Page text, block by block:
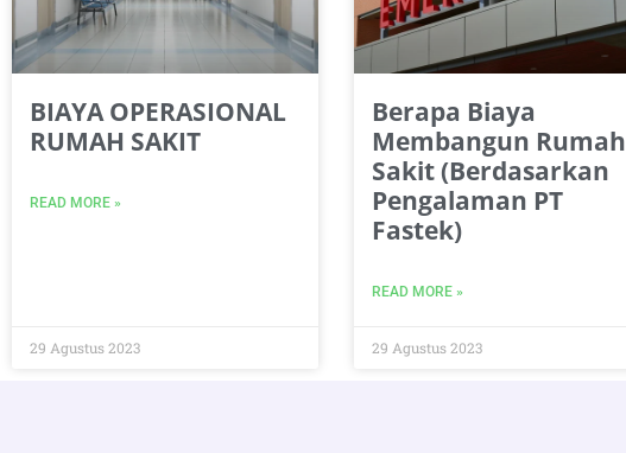
BIAYA OPERASIONAL
RUMAH SAKIT
READ MORE »
29 Agustus 2023
Berapa Biaya
Membangun Rumah
Sakit (Berdasarkan
Pengalaman PT
Fastek)
READ MORE »
29 Agustus 2023